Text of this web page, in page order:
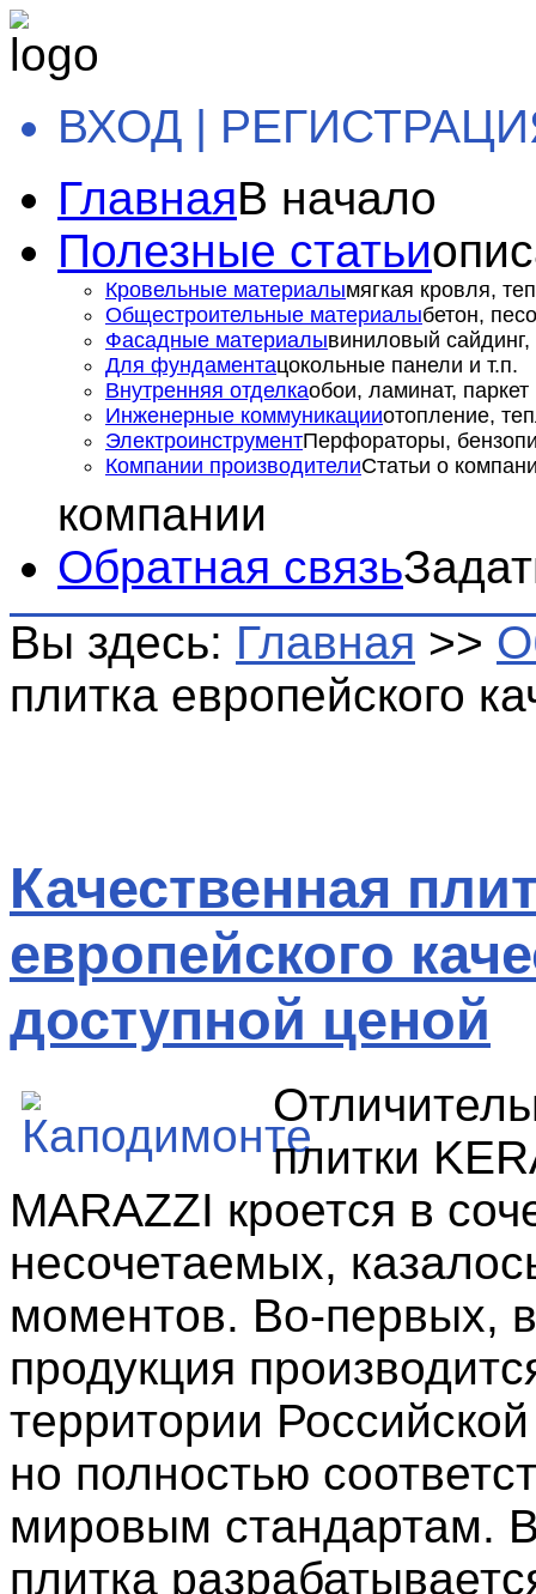
ВХОД |
ГлавнаяВ начало
Полезные статьи
Кровельные материалымягкая кровля,
Общестроительные материалыбетон,
Фасадные материалывиниловый сайдинг,
Для фундаментацокольные панели и т.п.
Внутренняя отделкаобои, ламинат, паркет
Инженерные коммуникацииотопление,
ЭлектроинструментПерфораторы,
Компании производителиСтатьи о
компании
Обратная связь
Вы здесь: Главная >>
плитка европейского
Качественная
европейского
доступной ценой
плитки
MARAZZI кроется в
несочетаемых,
моментов. Во-первых,
продукция
территории
но полностью
мировым стандартам.
плитка